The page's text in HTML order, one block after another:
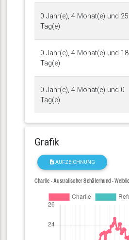
0 Jahr(e), 4 Monat(e) und 25
Tag(e)
0 Jahr(e), 4 Monat(e) und 18
Tag(e)
0 Jahr(e), 4 Monat(e) und 0
Tag(e)
Grafik
AUFZEICHNUNG